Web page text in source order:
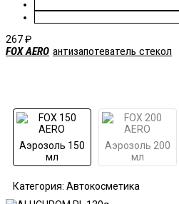
267₽
FOX AERO антизапотеватель стекол
Аэрозоль 150
мл
Аэрозоль 200
мл
Категория: Автокосметика